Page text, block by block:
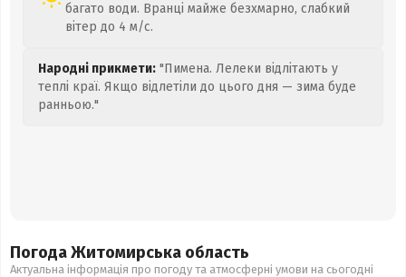
багато води. Вранці майже безхмарно, слабкий
вітер до 4 м/с.
Народні прикмети: "Пимена. Лелеки відлітають у
теплі краї. Якщо відлетіли до цього дня — зима буде
ранньою."
Погода Житомирська область
Актуальна інформація про погоду та атмосферні умови на сьогодні